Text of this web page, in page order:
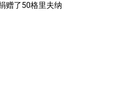
赠了50格里夫纳